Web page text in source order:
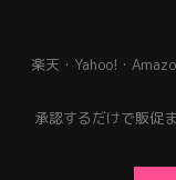
楽天・Yahoo!・
承認するだけで販促